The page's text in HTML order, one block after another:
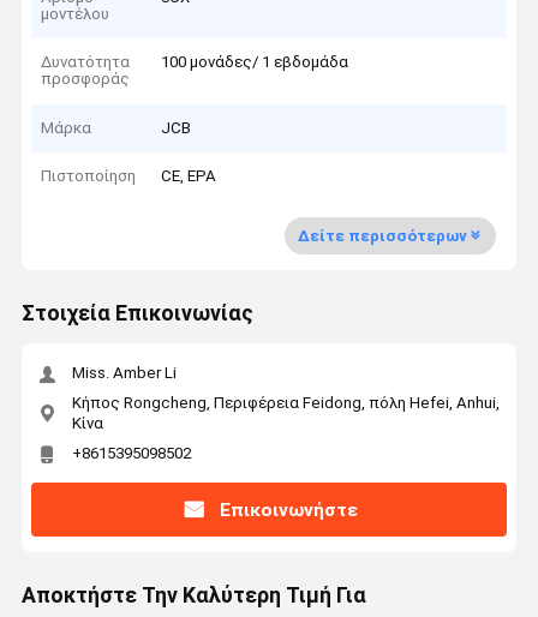
μοντέλου
Δυνατότητα
προσφοράς
100 μονάδες/ 1 εβδομάδα
Μάρκα JCB
Πιστοποίηση CE, EPA
Δείτε περισσότερων
Στοιχεία Επικοινωνίας
Miss. Amber Li
Κήπος Rongcheng, Περιφέρεια Feidong, πόλη Hefei, Anhui,
Κίνα
+8615395098502
Επικοινωνήστε
Αποκτήστε Την Καλύτερη Τιμή Για